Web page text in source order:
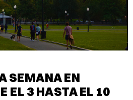
SEMANA EN
EL 3 HASTA EL 10